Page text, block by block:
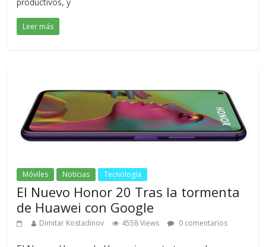
Leer más
Móviles Noticias Tecnología
El Nuevo Honor 20 Tras la tormenta
de Huawei con Google
Dimitar Kostadinov 4558 Views 0 comentarios